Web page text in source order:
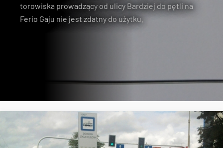
torowiska prowadzący od ulicy Bardziej do pętli na
Ferio Gaju nie jest zdatny do użytku.